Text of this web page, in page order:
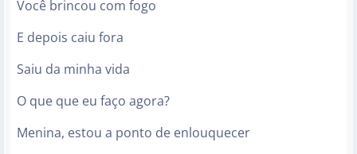
Você brincou com fogo
E depois caiu fora
Saiu da minha vida
O que que eu faço agora?
Menina, estou a ponto de enlouquecer